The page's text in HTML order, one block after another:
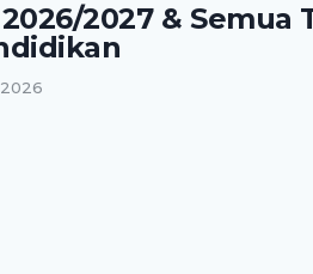
2027 & Semua
2026